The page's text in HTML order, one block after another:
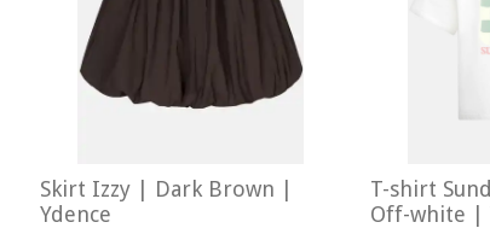
Skirt Izzy | Dark Brown |
Ydence
T-shirt
Off-white |